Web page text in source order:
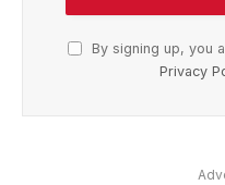
By signing up, you
Privacy